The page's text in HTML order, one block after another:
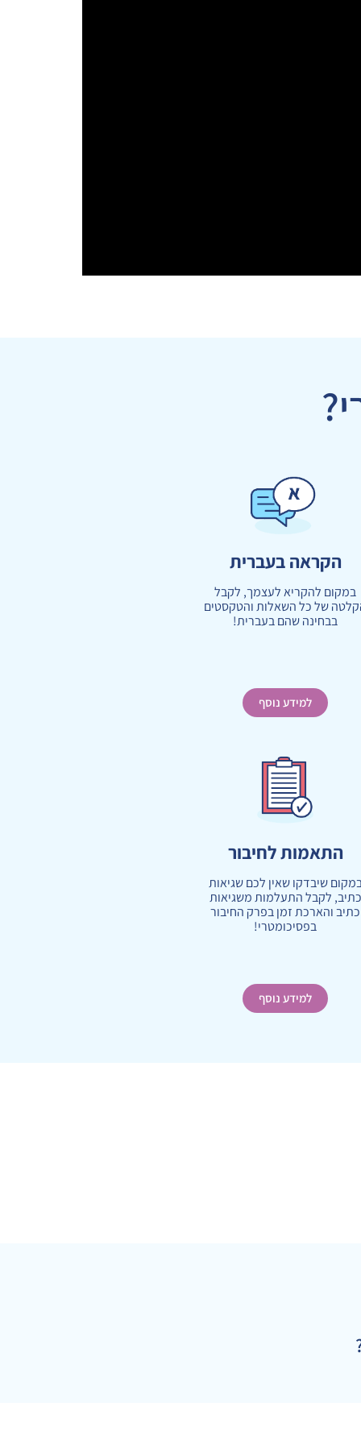
הקראה בעברית
במקום להקריא לעצמך, לקבל
של כל השאלות והטקסטים
בבחינה שהם בעברית!
למידע נוסף
התאמות לחיבור
שיבדקו שאין לכם שגיאות
כתיב, לקבל התעלמות משגיאות
כתיב והארכת זמן בפרק החיבור
בפסיכומטרי!
למידע נוסף